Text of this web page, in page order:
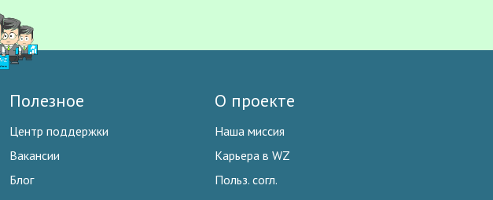
Полезное
Центр поддержки
Вакансии
Блог
О проекте
Наша миссия
Карьера в WZ
Польз. согл.